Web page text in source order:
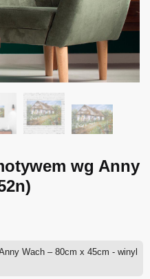
wg Anny
Wach – 80cm x 45cm - winyl